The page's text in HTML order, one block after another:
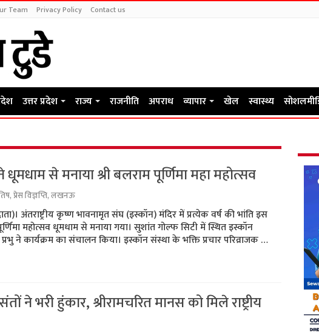
Team Privacy Policy Contact us
उत्तर प्रदेश राज्य राजनीति अपराध व्यापार खेल स्वास्थ्य
से मनाया श्री बलराम पूर्णिमा महा महोत्सव
,प्रेस विज्ञप्ति,लखनऊ
अंतराष्ट्रीय कृष्ण भावनामृत संघ (इस्कॉन) मंदिर में प्रत्येक वर्ष की भांति इस
महोत्सव धूमधाम से मनाया गया। सुशांत गोल्फ सिटी में स्थित इस्कॉन
ने कार्यक्रम का संचालन किया। इस्कॉन संस्था के भक्ति प्रचार परिव्राजक …
ने भरी हुंकार, श्रीरामचरित मानस को मिले राष्ट्रीय